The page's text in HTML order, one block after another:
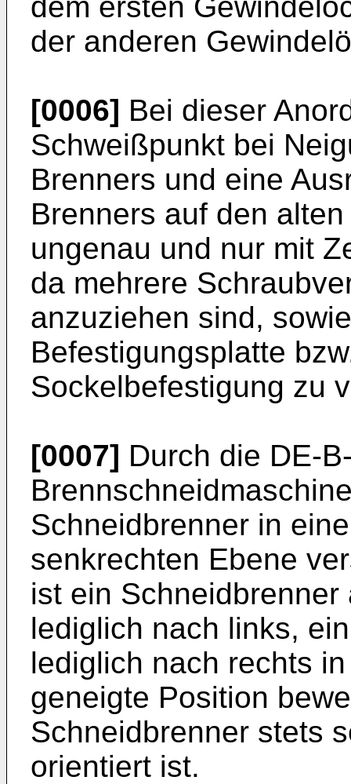
der anderen
[0006] Bei dieser
Schweißpunkt bei
Brenners und eine
Brenners auf den
ungenau und nur mit
da mehrere
anzuziehen sind,
Befestigungsplatte
Sockelbefestigung zu
[0007] Durch die DE-
Schneidbrenner in
senkrechten Ebene
ist ein
lediglich nach links,
lediglich nach rechts
geneigte Position
Schneidbrenner stets
orientiert ist.